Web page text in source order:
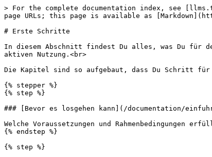
> For the complete documentation index, see
page URLs; this page is available as
# Erste Schritte
In diesem Abschnitt findest Du alles, was Du für
aktiven Nutzung.<br>
Die Kapitel sind so aufgebaut, dass Du Schritt
{% stepper %}
{% step %}
### [Bevor es losgehen kann](/documentation/
Welche Voraussetzungen und Rahmenbedingungen
{% endstep %}
{% step %}